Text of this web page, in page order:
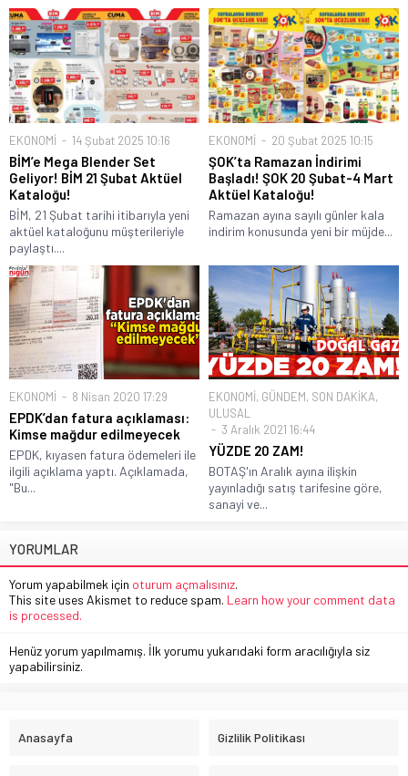
EKONOMİ 14 Şubat 2025 10:16
BİM’e Mega Blender Set
Geliyor! BİM 21 Şubat Aktüel
Kataloğu!
BİM, 21 Şubat tarihi itibarıyla yeni
aktüel kataloğunu müşterileriyle
paylaştı....
EKONOMİ 20 Şubat 2025 10:15
ŞOK’ta Ramazan İndirimi
Başladı! ŞOK 20 Şubat-4 Mart
Aktüel Kataloğu!
Ramazan ayına sayılı günler kala
indirim konusunda yeni bir müjde...
EKONOMİ 8 Nisan 2020 17:29
EPDK’dan fatura açıklaması:
Kimse mağdur edilmeyecek
EPDK, kıyasen fatura ödemeleri ile
ilgili açıklama yaptı. Açıklamada,
"Bu...
EKONOMİ, GÜNDEM, SON DAKİKA,
ULUSAL
3 Aralık 2021 16:44
YÜZDE 20 ZAM!
BOTAŞ'ın Aralık ayına ilişkin
yayınladığı satış tarifesine göre,
sanayi ve...
YORUMLAR
Yorum yapabilmek için oturum açmalısınız.
This site uses Akismet to reduce spam. Learn how your comment data
is processed.
Henüz yorum yapılmamış. İlk yorumu yukarıdaki form aracılığıyla siz
yapabilirsiniz.
Anasayfa Gizlilik Politikası